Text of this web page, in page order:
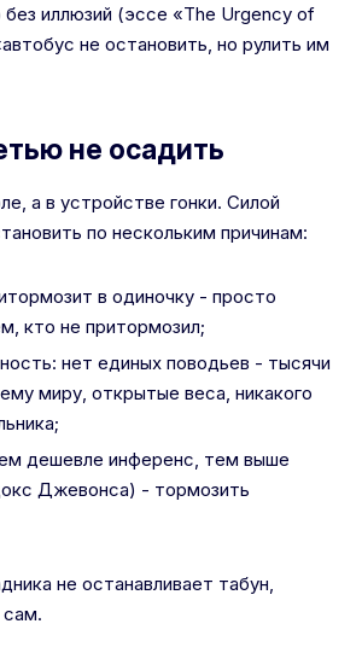
иллюзий (эссе «The Urgency of
не остановить, но рулить им
не осадить
а в устройстве гонки. Силой
по нескольким причинам:
в одиночку - просто
кто не притормозил;
нет единых поводьев - тысячи
миру, открытые веса, никакого
дешевле инференс, тем выше
Джевонса) - тормозить
не останавливает табун,